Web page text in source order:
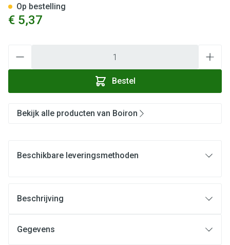
€ 5,37
Bestel
Op bestelling
Bekijk alle producten van Boiron
Beschikbare leveringsmethoden
Beschrijving
Gegevens